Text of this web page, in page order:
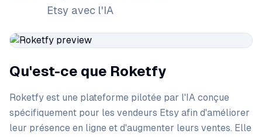
Etsy avec l'IA
Qu'est-ce que Roketfy
Roketfy est une plateforme pilotée par l'IA conçue
spécifiquement pour les vendeurs Etsy afin d'améliorer
leur présence en ligne et d'augmenter leurs ventes. Elle